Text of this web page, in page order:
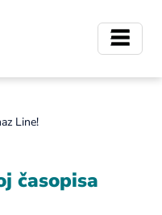
Line!
časopisa